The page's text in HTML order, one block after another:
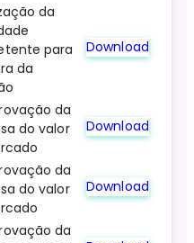
da
para
da
Download
da
do valor
Download
da
do valor
Download
da